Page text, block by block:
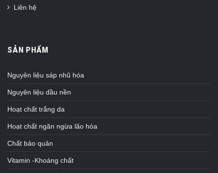
Liên hệ
SẢN PHẨM
Nguyên liệu sáp nhũ hóa
Nguyên liệu dầu nền
Hoạt chất trắng da
Hoạt chất ngăn ngừa lão hóa
Chất bảo quản
Vitamin -Khoáng chất